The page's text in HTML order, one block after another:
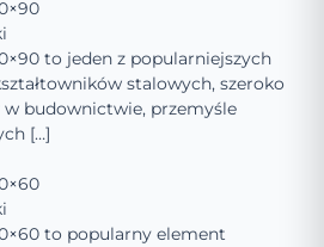
to jeden z popularniejszych
stalowych, szeroko
w budownictwie, przemyśle
[…]
to popularny element